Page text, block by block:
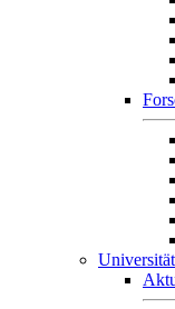
Universität